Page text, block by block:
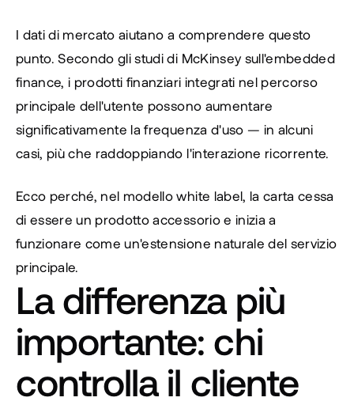
I dati di mercato aiutano a comprendere questo
punto. Secondo gli studi di McKinsey sull'embedded
finance, i prodotti finanziari integrati nel percorso
principale dell'utente possono aumentare
significativamente la frequenza d'uso — in alcuni
casi, più che raddoppiando l'interazione ricorrente.
Ecco perché, nel modello white label, la carta cessa
di essere un prodotto accessorio e inizia a
funzionare come un'estensione naturale del servizio
principale.
La differenza più
importante: chi
controlla il cliente